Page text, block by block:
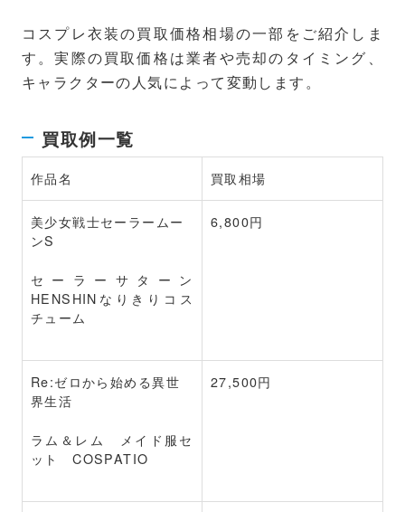
コスプレ衣装の買取価格相場の一部をご紹介しま
す。実際の買取価格は業者や売却のタイミング、
キャラクターの人気によって変動します。
買取例一覧
作品名 買取相場
美少女戦士セーラームー
ンS
セーラーサターン
HENSHINなりきりコス
チューム
6,800円
Re:ゼロから始める異世
界生活
ラム＆レム メイド服セ
ット COSPATIO
27,500円